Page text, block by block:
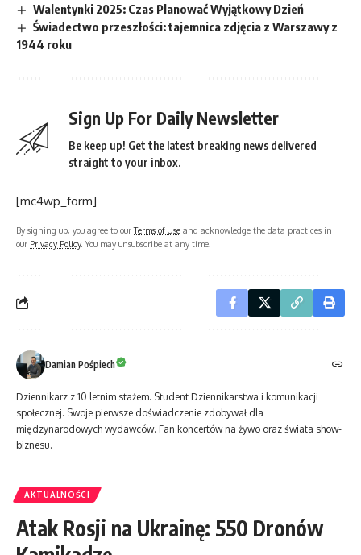
Walentynki 2025: Czas Planować Wyjątkowy Dzień
Świadectwo przeszłości: tajemnica zdjęcia z Warszawy z
1944 roku
Sign Up For Daily Newsletter
Be keep up! Get the latest breaking news delivered
straight to your inbox.
[mc4wp_form]
By signing up, you agree to ourTerms of Use and acknowledge the data practices in
our Privacy Policy. You may unsubscribe at any time.
Damian Pośpiech
Dziennikarz z 10 letnim stażem. Student Dziennikarstwa i komunikacji
społecznej. Swoje pierwsze doświadczenie zdobywał dla
międzynarodowych wydawców. Fan koncertów na żywo oraz świata show-
biznesu.
AKTUALNOŚCI
Atak Rosji na Ukrainę: 550 Dronów